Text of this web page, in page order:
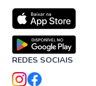
REDES SOCIAIS